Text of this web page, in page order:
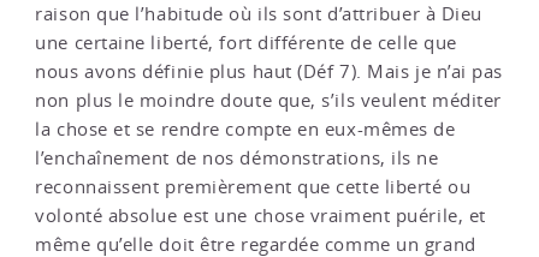
raison que l’habitude où ils sont d’attribuer à Dieu
une certaine liberté, fort différente de celle que
nous avons définie plus haut (Déf 7). Mais je n’ai pas
non plus le moindre doute que, s’ils veulent méditer
la chose et se rendre compte en eux-mêmes de
l’enchaînement de nos démonstrations, ils ne
reconnaissent premièrement que cette liberté ou
volonté absolue est une chose vraiment puérile, et
même qu’elle doit être regardée comme un grand